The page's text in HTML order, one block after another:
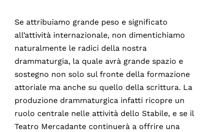
Se attribuiamo grande peso e significato
all’attività internazionale, non dimentichiamo
naturalmente le radici della nostra
drammaturgia, la quale avrà grande spazio e
sostegno non solo sul fronte della formazione
attoriale ma anche su quello della scrittura. La
produzione drammaturgica infatti ricopre un
ruolo centrale nelle attività dello Stabile, e se il
Teatro Mercadante continuerà a offrire una